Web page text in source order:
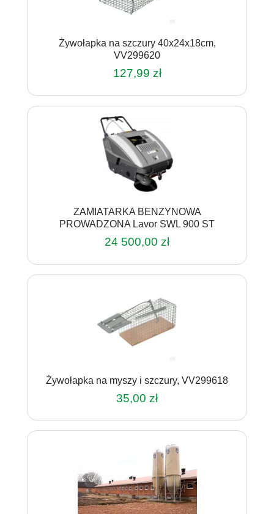
Żywołapka na szczury 40x24x18cm,
VV299620
127,99 zł
ZAMIATARKA BENZYNOWA
PROWADZONA Lavor SWL 900 ST
24 500,00 zł
Żywołapka na myszy i szczury, VV299618
35,00 zł